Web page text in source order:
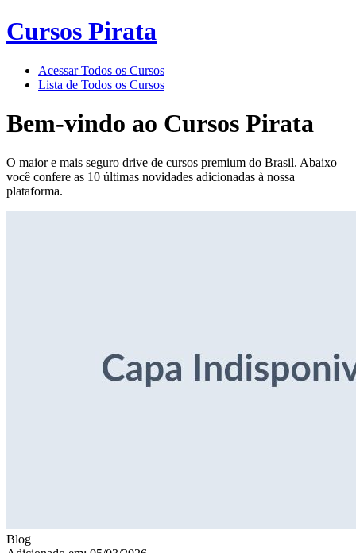
Cursos Pirata
Acessar Todos os Cursos
Lista de Todos os Cursos
Bem-vindo ao Cursos Pirata
O maior e mais seguro drive de cursos premium do Brasil. Abaixo
você confere as 10 últimas novidades adicionadas à nossa
plataforma.
Blog